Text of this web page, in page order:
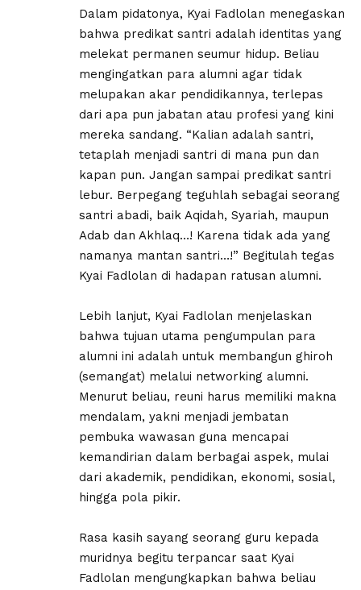
Dalam pidatonya, Kyai Fadlolan menegaskan
bahwa predikat santri adalah identitas yang
melekat permanen seumur hidup. Beliau
mengingatkan para alumni agar tidak
melupakan akar pendidikannya, terlepas
dari apa pun jabatan atau profesi yang kini
mereka sandang. “Kalian adalah santri,
tetaplah menjadi santri di mana pun dan
kapan pun. Jangan sampai predikat santri
lebur. Berpegang teguhlah sebagai seorang
santri abadi, baik Aqidah, Syariah, maupun
Adab dan Akhlaq…! Karena tidak ada yang
namanya mantan santri…!” Begitulah tegas
Kyai Fadlolan di hadapan ratusan alumni.
Lebih lanjut, Kyai Fadlolan menjelaskan
bahwa tujuan utama pengumpulan para
alumni ini adalah untuk membangun ghiroh
(semangat) melalui networking alumni.
Menurut beliau, reuni harus memiliki makna
mendalam, yakni menjadi jembatan
pembuka wawasan guna mencapai
kemandirian dalam berbagai aspek, mulai
dari akademik, pendidikan, ekonomi, sosial,
hingga pola pikir.
Rasa kasih sayang seorang guru kepada
muridnya begitu terpancar saat Kyai
Fadlolan mengungkapkan bahwa beliau